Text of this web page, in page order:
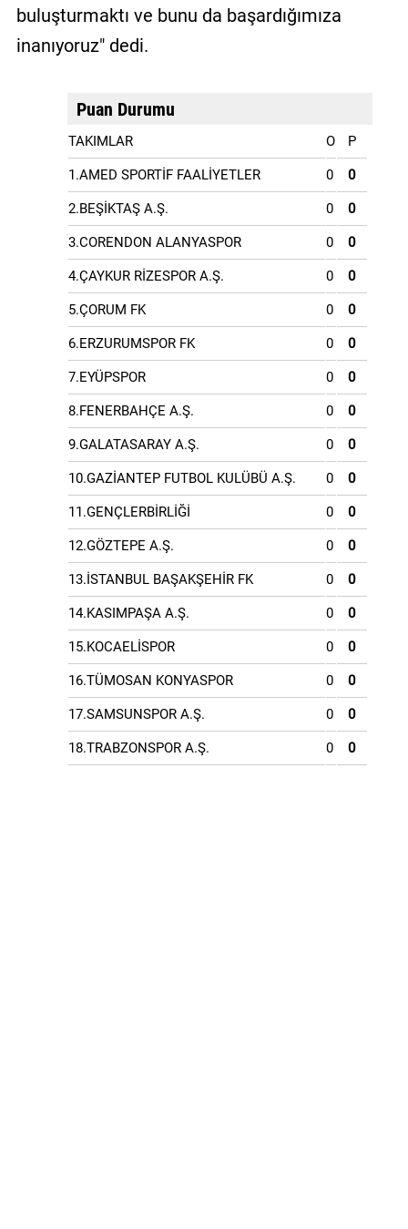
buluşturmaktı ve bunu da başardığımıza
inanıyoruz" dedi.
Puan Durumu
TAKIMLAR O P
1.AMED SPORTİF FAALİYETLER 0 0
2.BEŞİKTAŞ A.Ş. 0 0
3.CORENDON ALANYASPOR 0 0
4.ÇAYKUR RİZESPOR A.Ş. 0 0
5.ÇORUM FK 0 0
6.ERZURUMSPOR FK 0 0
7.EYÜPSPOR 0 0
8.FENERBAHÇE A.Ş. 0 0
9.GALATASARAY A.Ş. 0 0
10.GAZİANTEP FUTBOL KULÜBÜ A.Ş. 0 0
11.GENÇLERBİRLİĞİ 0 0
12.GÖZTEPE A.Ş. 0 0
13.İSTANBUL BAŞAKŞEHİR FK 0 0
14.KASIMPAŞA A.Ş. 0 0
15.KOCAELİSPOR 0 0
16.TÜMOSAN KONYASPOR 0 0
17.SAMSUNSPOR A.Ş. 0 0
18.TRABZONSPOR A.Ş. 0 0